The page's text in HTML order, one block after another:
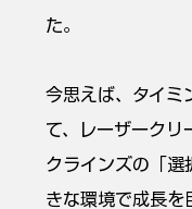
た。
今思えば、タイミ
て、レーザークリ
クラインズの「選
きな環境で成長を